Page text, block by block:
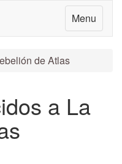
Menu
de Atlas
a La